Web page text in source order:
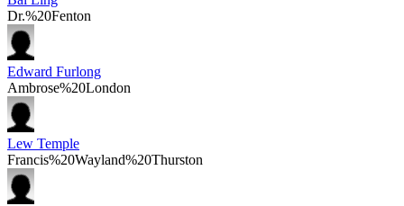
Dr.%20Fenton
Edward Furlong
Ambrose%20London
Lew Temple
Francis%20Wayland%20Thurston